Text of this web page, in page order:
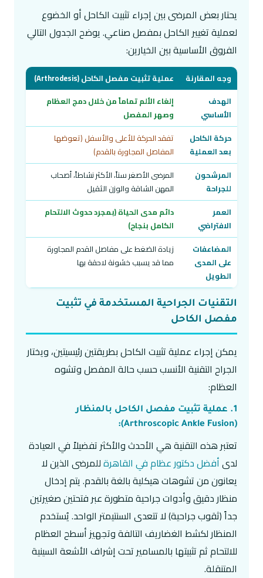
يحتار بعض المرضى بين إجراء تثبيت الكاحل أو الخضوع
لعملية تغيير الكاحل بمفصل صناعي. يوضح الجدول التالي
الفروق الأساسية بين الخيارين:
وجه المقارنة عملية تثبيت مفصل الكاحل (Arthrodesis)
الهدف
الأساسي
إلغاء الألم تماماً من خلال دمج العظام
وصهر المفصل
حركة الكاحل
بعد العملية
تفقد الحركة للأعلى والأسفل (تعوضها
المفاصل المجاورة بالقدم)
المرشحون
للجراحة
المرضى الأصغر سناً، الأكثر نشاطاً، أصحاب
المهن الشاقة والوزن الثقيل
العمر
الافتراضي
دائم مدى الحياة (بمجرد حدوث الالتحام
الكامل بنجاح)
المضاعفات
على المدى
الطويل
زيادة الضغط على مفاصل القدم المجاورة
مما قد يسبب خشونة لاحقة بها
التقنيات الجراحية المستخدمة في تثبيت
مفصل الكاحل
يمكن إجراء عملية تثبيت الكاحل بطريقتين رئيسيتين، ويختار
الجراح التقنية الأنسب حسب حالة المفصل وتشوه
العظام:
1. عملية تثبيت مفصل الكاحل بالمنظار
(Arthroscopic Ankle Fusion):
تعتبر هذه التقنية هي الأحدث والأكثر تفضيلاً في العيادة
لدىأفضل دكتور عظام في القاهرةللمرضى الذين لا
يعانون من تشوهات هيكلية بالغة بالقدم. يتم إدخال
منظار دقيق وأدوات جراحية متطورة عبر فتحتين صغيرتين
جداً (ثقوب جراحية) لا تتعدى السنتيمتر الواحد. يُستخدم
المنظار لكشط الغضاريف التالفة وتجهيز أسطح العظام
للالتحام ثم تثبيتها بالمسامير تحت إشراف الأشعة السينية
المتنقلة.